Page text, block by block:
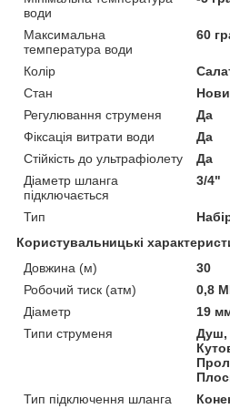
води
Максимальна
температура води
60
Колір
Стан
Регулювання струменя
Да
Фіксація витрати води
Да
Стійкість до ультрафіолету
Да
Діаметр шланга
підключається
3/4"
Тип
Користувальницькі
Довжина (м)
30
Робочий тиск (атм)
0,8
Діаметр
19
Типи струменя
Душ,
Тип підключення шланга